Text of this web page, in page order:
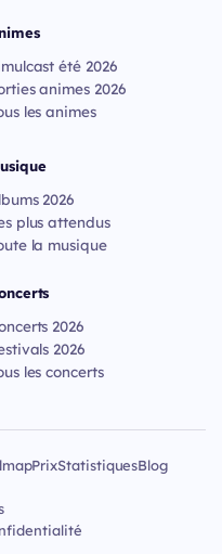
été 2026
animes 2026
les animes
2026
plus attendus
la musique
2026
2026
les concerts
PrixStatistiquesBlog